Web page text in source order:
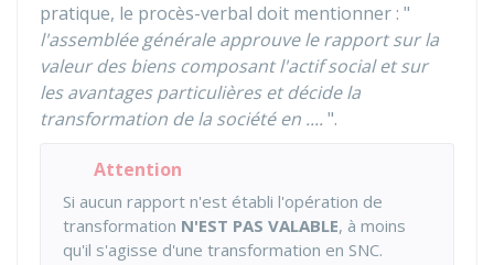
pratique, le procès-verbal doit mentionner : "
l'assemblée générale approuve le rapport sur la
valeur des biens composant l'actif social et sur
les avantages particulières et décide la
transformation de la société en .... ".
Attention
Si aucun rapport n'est établi l'opération de
transformation N'EST PAS VALABLE, à moins
qu'il s'agisse d'une transformation en SNC.